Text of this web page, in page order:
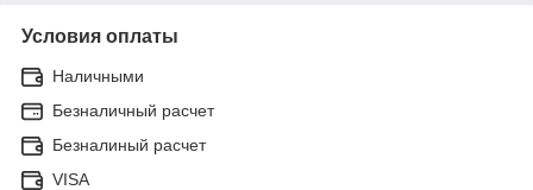
Условия оплаты
Наличными
Безналичный расчет
Безналиный расчет
VISA